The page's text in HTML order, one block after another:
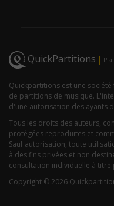
QuickPartitions |
Quickpartitions est une
de partitions de musique.
d'une autorisation des ayants
Tous les droits des auteurs,
protégées reproduites et
Sauf autorisation, toute
à des fins privées et non
consultation individuelle à titre
Copyright © 2026